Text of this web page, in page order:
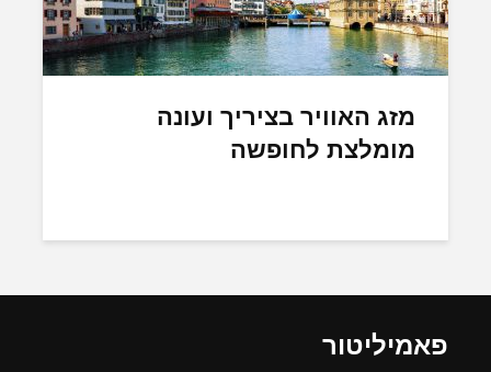
מזג האוויר בציריך ועונה
מומלצת לחופשה
פאמיליטור